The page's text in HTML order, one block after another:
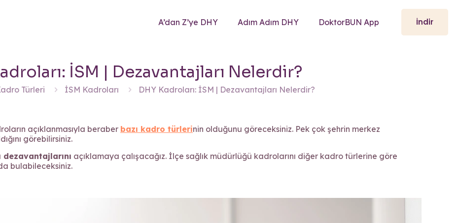
A’dan Z’ye DHY Adım Adım DHY DoktorBUN App İndir
İSM | Dezavantajları Nelerdir?
Türleri İSM Kadroları DHY Kadroları: İSM | Dezavantajları Nelerdir?
açıklanmasıyla beraber bazı kadro türlerinin olduğunu göreceksiniz. Pek çok şehrin merkez
görebilirsiniz.
dezavantajlarını açıklamaya çalışacağız. İlçe sağlık müdürlüğü kadrolarını diğer kadro türlerine göre
bulabileceksiniz.